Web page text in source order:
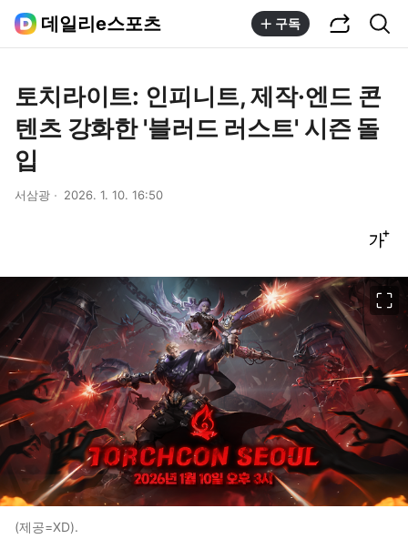
데일리e스포츠 구독
토치라이트: 인피니트, 제작·엔드 콘
텐츠 강화한 '블러드 러스트' 시즌 돌
입
서삼광 2026. 1. 10. 16:50
(제공=XD).